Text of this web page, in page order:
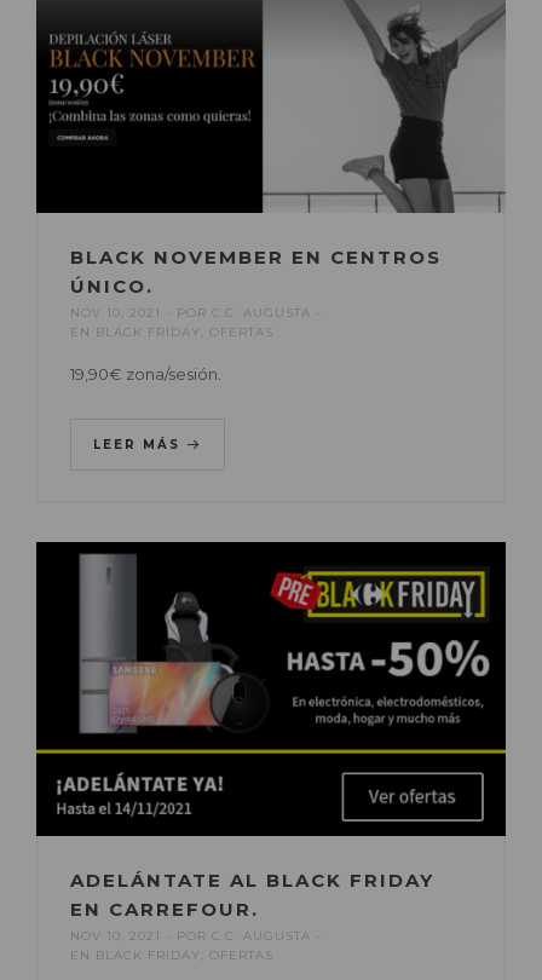
BLACK NOVEMBER EN CENTROS
ÚNICO.
NOV 10, 2021 POR C.C. AUGUSTA
EN BLACK FRIDAY OFERTAS
19,90€ zona/sesión.
LEER MÁS
ADELÁNTATE AL BLACK FRIDAY
EN CARREFOUR.
NOV 10, 2021 POR C.C. AUGUSTA
EN BLACK FRIDAY OFERTAS